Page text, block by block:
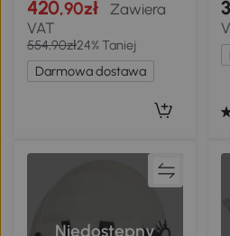
oddychająca
powierzchnia, stalowa
rama
420,90zł
Zawiera
VAT
554,90zł24% Taniej
Darmowa dostawa
Niedostępny